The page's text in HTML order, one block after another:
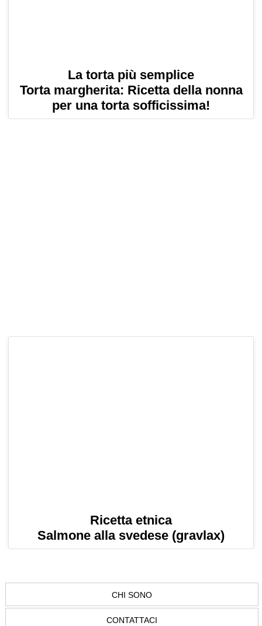
La torta più semplice
Torta margherita: Ricetta della nonna
per una torta sofficissima!
Ricetta etnica
Salmone alla svedese (gravlax)
CHI SONO
CONTATTACI